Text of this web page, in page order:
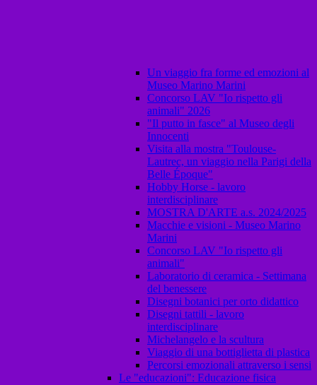
Un viaggio fra forme ed emozioni al
Museo Marino Marini
Concorso LAV "Io rispetto gli
animali" 2026
"Il putto in fasce" al Museo degli
Innocenti
Visita alla mostra "Toulouse-
Lautrec, un viaggio nella Parigi della
Belle Époque"
Hobby Horse - lavoro
interdisciplinare
MOSTRA D'ARTE a.s. 2024/2025
Macchie e visioni - Museo Marino
Marini
Concorso LAV "Io rispetto gli
animali"
Laboratorio di ceramica - Settimana
del benessere
Disegni botanici per orto didattico
Disegni tattili - lavoro
interdisciplinare
Michelangelo e la scultura
Viaggio di una bottiglietta di plastica
Percorsi emozionali attraverso i sensi
Le "educazioni": Educazione fisica